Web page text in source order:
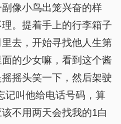
像小鸟出笼兴奋的样
。提着手上的行李箱子
去，开始寻找他人生第
的少女嘛，看到这个酱
摇头笑一下，然后架驶
记叫他给电话号码，算
不用两天会找我的1白